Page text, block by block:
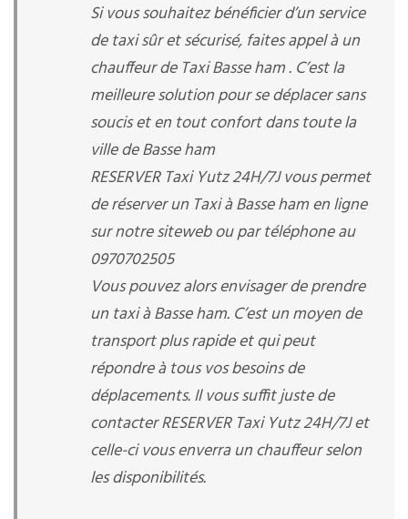
Si vous souhaitez bénéficier d’un service
de taxi sûr et sécurisé, faites appel à un
chauffeur de Taxi Basse ham . C’est la
meilleure solution pour se déplacer sans
soucis et en tout confort dans toute la
ville de Basse ham
RESERVER Taxi Yutz 24H/7J vous permet
de réserver un Taxi à Basse ham en ligne
sur notre siteweb ou par téléphone au
0970702505
Vous pouvez alors envisager de prendre
un taxi à Basse ham. C’est un moyen de
transport plus rapide et qui peut
répondre à tous vos besoins de
déplacements. Il vous suffit juste de
contacter RESERVER Taxi Yutz 24H/7J et
celle-ci vous enverra un chauffeur selon
les disponibilités.